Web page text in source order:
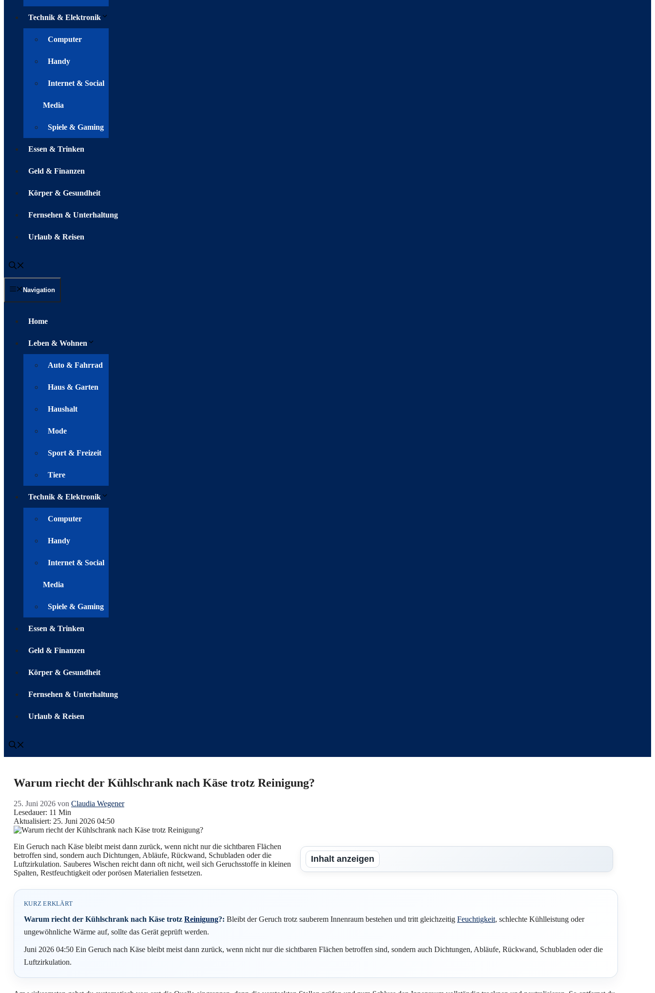
Technik & Elektronik
Computer
Handy
Internet & Social
Media
Spiele & Gaming
Essen & Trinken
Geld & Finanzen
Körper & Gesundheit
Fernsehen & Unterhaltung
Urlaub & Reisen
Navigation
Home
Leben & Wohnen
Auto & Fahrrad
Haus & Garten
Haushalt
Mode
Sport & Freizeit
Tiere
Technik & Elektronik
Computer
Handy
Internet & Social
Media
Spiele & Gaming
Essen & Trinken
Geld & Finanzen
Körper & Gesundheit
Fernsehen & Unterhaltung
Urlaub & Reisen
Warum riecht der Kühlschrank nach Käse trotz Reinigung?
25. Juni 2026 von Claudia Wegener
Lesedauer: 11 Min
Aktualisiert: 25. Juni 2026 04:50
Inhalt anzeigen
Ein Geruch nach Käse bleibt meist dann zurück, wenn nicht nur die sichtbaren Flächen
betroffen sind, sondern auch Dichtungen, Abläufe, Rückwand, Schubladen oder die
Luftzirkulation. Sauberes Wischen reicht dann oft nicht, weil sich Geruchsstoffe in kleinen
Spalten, Restfeuchtigkeit oder porösen Materialien festsetzen.
KURZ ERKLÄRT
Warum riecht der Kühlschrank nach Käse trotz Reinigung?: Bleibt der Geruch trotz sauberem Innenraum bestehen und tritt gleichzeitig Feuchtigkeit, schlechte Kühlleistung oder
ungewöhnliche Wärme auf, sollte das Gerät geprüft werden.
Juni 2026 04:50 Ein Geruch nach Käse bleibt meist dann zurück, wenn nicht nur die sichtbaren Flächen betroffen sind, sondern auch Dichtungen, Abläufe, Rückwand, Schubladen oder die
Luftzirkulation.